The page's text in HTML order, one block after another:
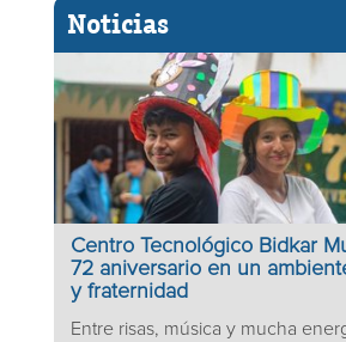
Noticias
Centro Tecnológico Bidkar
72 aniversario en un
y fraternidad
Entre risas, música y mucha